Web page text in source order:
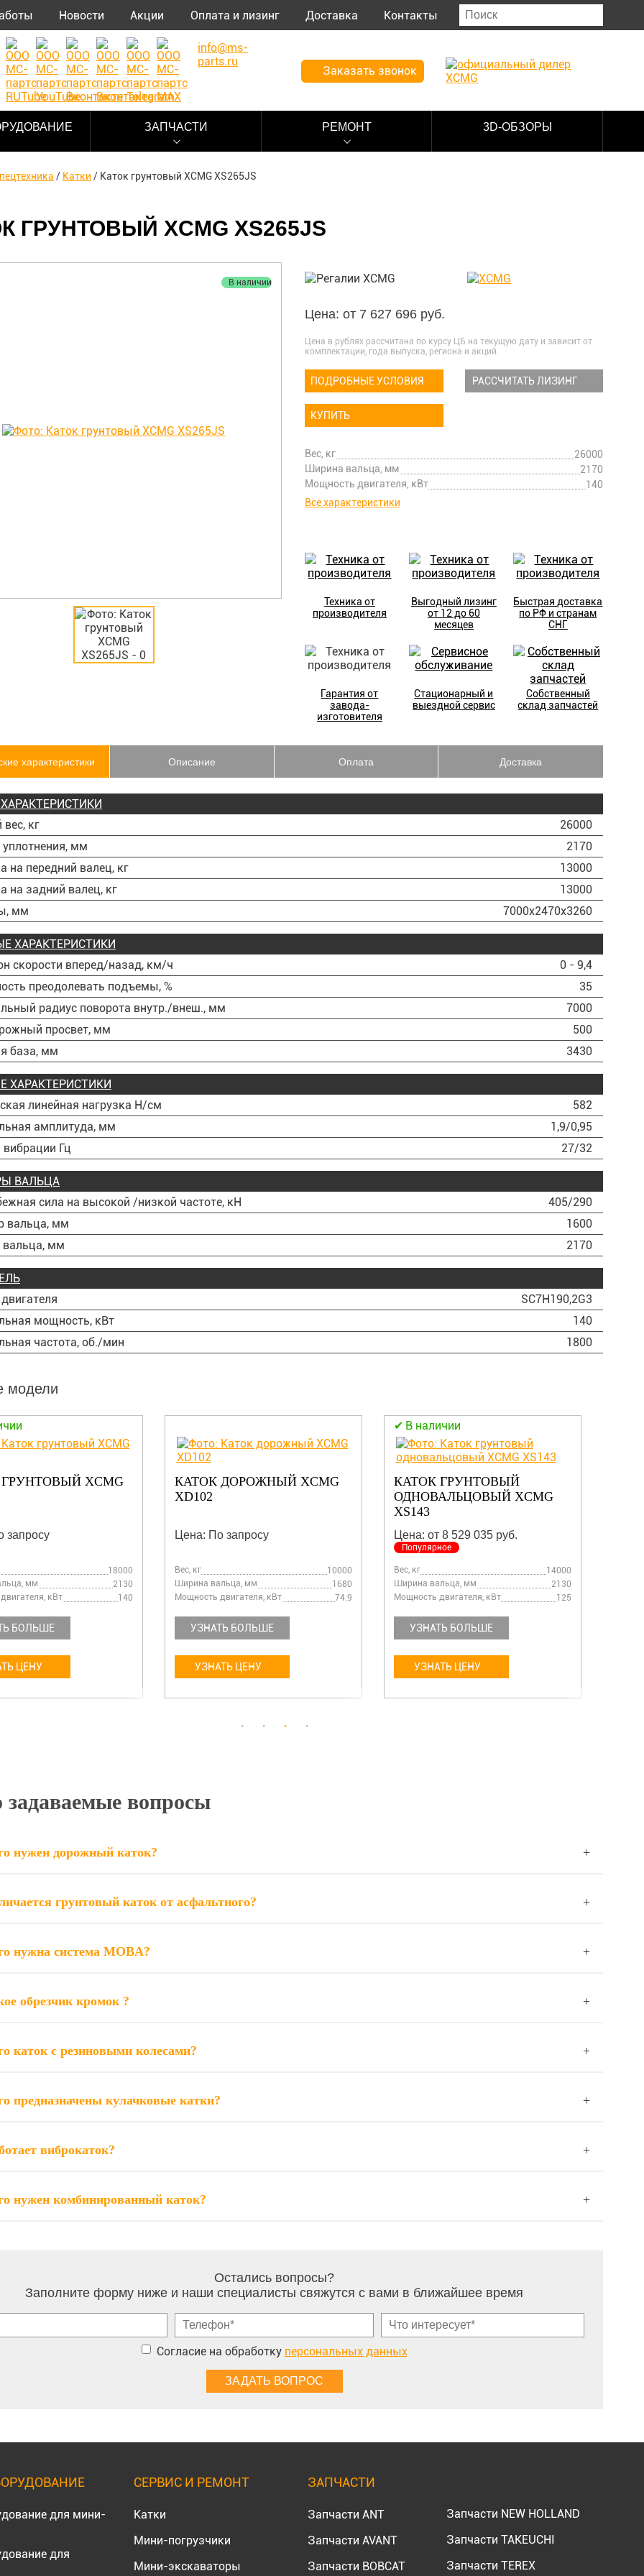
Новости Акции Оплата и лизинг Доставка Контакты
info@ms-
parts.ru
Заказать звонок
ЗАПЧАСТИ РЕМОНТ 3D-ОБЗОРЫ
/ Катки / Каток грунтовый XCMG XS265JS
ГРУНТОВЫЙ XCMG XS265JS
В наличии
Цена: от 7 627 696 руб.
Цена в рублях рассчитана по курсу ЦБ на текущую дату и зависит от
комплектации, года выпуска, региона и акций.
ПОДРОБНЫЕ УСЛОВИЯ РАССЧИТАТЬ ЛИЗИНГ
КУПИТЬ
Вес, кг
26000
Ширина вальца, мм
2170
Мощность двигателя, кВт
140
Все характеристики
Техника от
производителя
Выгодный лизинг
от 12 до 60
месяцев
Быстрая доставка
по РФ и странам
СНГ
Гарантия от
завода-
изготовителя
Стационарный и
выездной сервис
Собственный
склад запчастей
характеристики Описание Оплата Доставка
кг
26000
мм
2170
на передний валец, кг
13000
на задний валец, кг
13000
мм
7000х2470х3260
ХАРАКТЕРИСТИКИ
скорости вперед/назад, км/ч
0 - 9,4
преодолевать подъемы, %
35
радиус поворота внутр./внеш., мм
7000
просвет, мм
500
база, мм
3430
ХАРАКТЕРИСТИКИ
линейная нагрузка Н/см
582
амплитуда, мм
1,9/0,95
вибрации Гц
27/32
ВАЛЬЦА
сила на высокой /низкой частоте, кН
405/290
вальца, мм
1600
мм
2170
SC7H190,2G3
мощность, кВт
140
частота, об./мин
1800
модели
XCMG
запросу
10000
мм
1680
кВт
74.9
БОЛЬШЕ
ЦЕНУ
КАТОК ГРУНТОВЫЙ
ОДНОВАЛЬЦОВЫЙ XCMG
Цена: от 8 529 035 руб.
Вес, кг
14000
Ширина вальца, мм
2130
Мощность двигателя, кВт
125
УЗНАТЬ БОЛЬШЕ
УЗНАТЬ ЦЕНУ
КАТОК ГРУНТОВЫЙ XCMG
XS203S
Цена: По запросу
Вес, кг
20000
Ширина вальца, мм
2130
Мощность двигателя, кВт
136
УЗНАТЬ БОЛЬШЕ
УЗНАТЬ ЦЕНУ
задаваемые вопросы
нужен дорожный каток?
грунтовый каток от асфальтного?
нужна система MOBA?
обрезчик кромок ?
каток с резиновыми колесами?
предназначены кулачковые катки?
виброкаток?
нужен комбинированный каток?
Остались вопросы?
Заполните форму ниже и наши специалисты свяжутся с вами в ближайшее время
Согласие на обработку персональных данных
для мини-
для
СЕРВИС И РЕМОНТ
Катки
Мини-погрузчики
Мини-экскаваторы
ЗАПЧАСТИ
Запчасти ANT
Запчасти AVANT
Запчасти BOBCAT
Запчасти NEW HOLLAND
Запчасти TAKEUCHI
Запчасти TEREX